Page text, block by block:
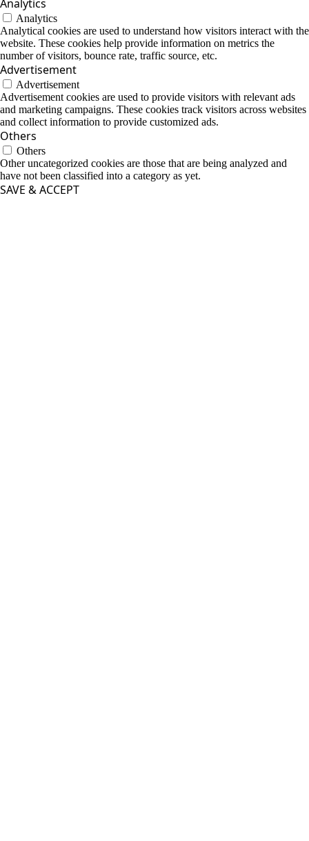
Analytics
Analytics
Analytical cookies are used to understand how visitors interact with the
website. These cookies help provide information on metrics the
number of visitors, bounce rate, traffic source, etc.
Advertisement
Advertisement
Advertisement cookies are used to provide visitors with relevant ads
and marketing campaigns. These cookies track visitors across websites
and collect information to provide customized ads.
Others
Others
Other uncategorized cookies are those that are being analyzed and
have not been classified into a category as yet.
SAVE & ACCEPT